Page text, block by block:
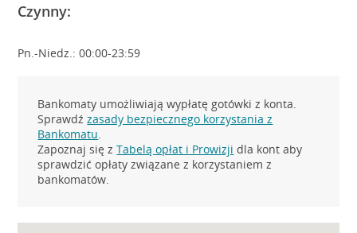
Czynny:
Pn.-Niedz.: 00:00-23:59
Bankomaty umożliwiają wypłatę gotówki z konta.
Sprawdźzasady bezpiecznego korzystania z
Bankomatu.
Zapoznaj się zTabelą opłat i Prowizji dla kont aby
sprawdzić opłaty związane z korzystaniem z
bankomatów.